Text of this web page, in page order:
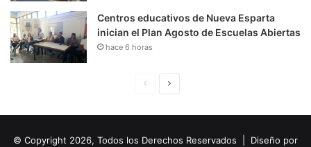
Centros educativos de Nueva Esparta
inician el Plan Agosto de Escuelas Abiertas
hace 6 horas
i
u
© Copyright 2026, Todos los Derechos Reservados | Diseño por